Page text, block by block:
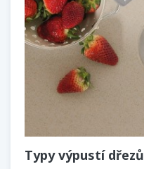
Typy výpustí dřezů